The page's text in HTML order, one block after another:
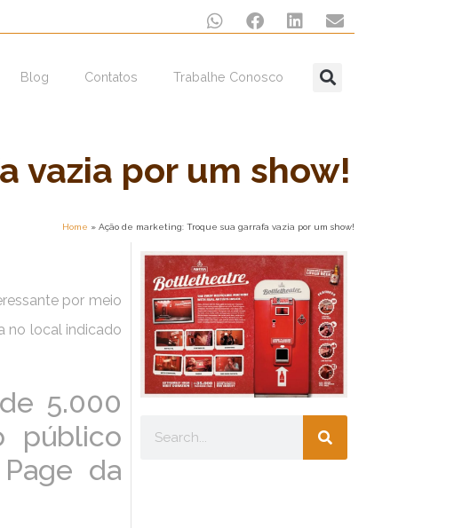
Blog Contatos Trabalhe Conosco
vazia por um show!
Home » Ação de marketing: Troque sua garrafa vazia por um show!
por meio
no local indicado
5.000
público
da